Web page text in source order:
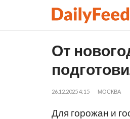
От
26.12.2025 4:15 МОСКВА
Для горожан и